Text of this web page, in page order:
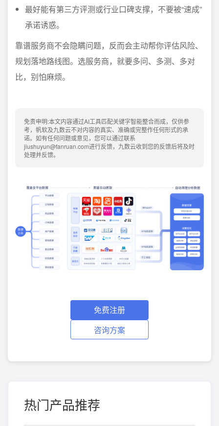
最好能有第三方评测或行业口碑支撑，不要被“速成”
承诺诱惑。
靠谱服务商不会隐瞒问题，反而会主动帮你评估风险、
规划落地路线图。选服务商，就要多问、多测、多对
比，别怕麻烦。
免责申明:本文内容通过AI工具匹配关键字智能整合而成，仅供参
考，帆软及九数云不对内容的真实、准确或完整作任何形式的承
诺。如有任何问题或意见，您可以通过联系
jiushuyun@fanruan.com进行反馈，九数云收到您的反馈后将及时
处理并反馈。
免费注册
咨询方案
热门产品推荐